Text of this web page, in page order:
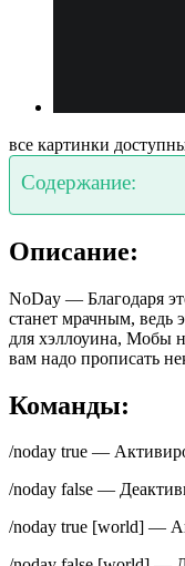
все картинки
Содержание:
Описание:
NoDay — Благодаря
станет мрачным, ведь
для хэллоуина, Мобы
вам надо прописать
Команды:
/noday true —
/noday false —
/noday true [world] —